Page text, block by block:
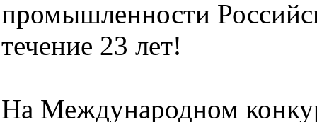
промышленности
течение 23 лет!
На Международном